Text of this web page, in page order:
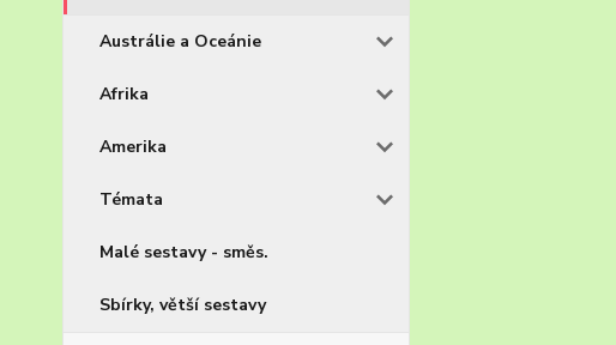
Austrálie a Oceánie
Afrika
Amerika
Témata
Malé sestavy - směs.
Sbírky, větší sestavy